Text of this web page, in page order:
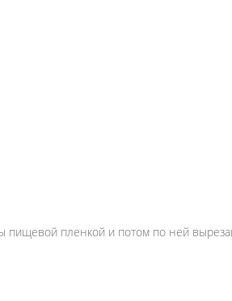
пищевой пленкой и потом по ней